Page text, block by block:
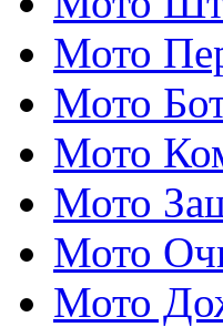
Мото
Мото
Мото
Мото
Мото
Мото